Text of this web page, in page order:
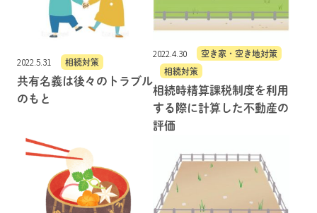
2022.5.31 相続対策
共有名義は後々のトラブル
のもと
2022.4.30 空き家・空き地対策
相続対策
相続時精算課税制度を利用
する際に計算した不動産の
評価